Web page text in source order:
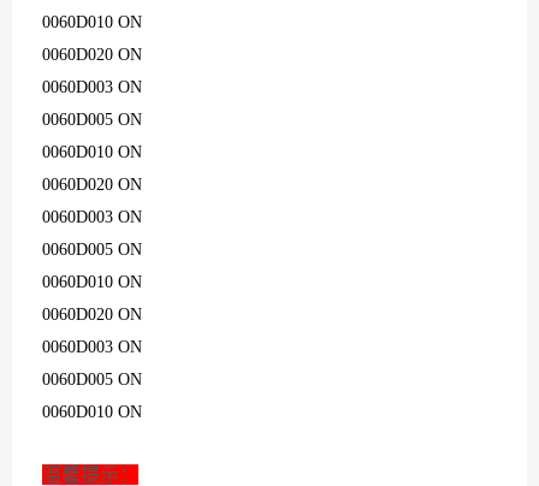
0060D010 ON
0060D020 ON
0060D003 ON
0060D005 ON
0060D010 ON
0060D020 ON
0060D003 ON
0060D005 ON
0060D010 ON
0060D020 ON
0060D003 ON
0060D005 ON
0060D010 ON
温馨提示：